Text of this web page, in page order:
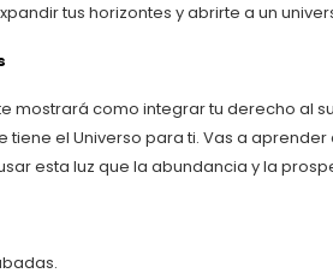
tus horizontes y abrirte a un
mostrará como integrar tu derecho al
tiene el Universo para ti. Vas a
esta luz que la abundancia y la